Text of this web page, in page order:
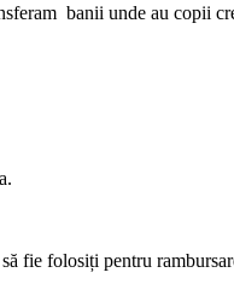
banii unde au copii
fie folosiți pentru